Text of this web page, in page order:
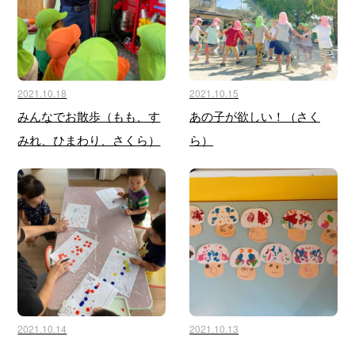
2021.10.18
みんなでお散歩（もも、す
みれ、ひまわり、さくら）
2021.10.15
あの子が欲しい！（さく
ら）
2021.10.14 2021.10.13